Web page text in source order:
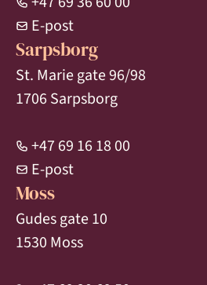
E-post
Sarpsborg
St. Marie gate 96/98
1706 Sarpsborg
+47 69 16 18 00
E-post
Moss
Gudes gate 10
1530 Moss